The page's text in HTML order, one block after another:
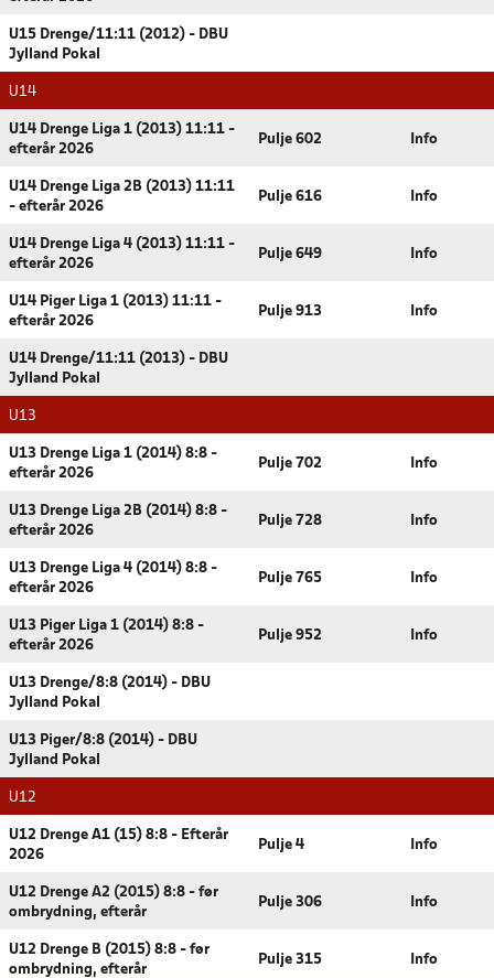
U15 Drenge/11:11 (2012) - DBU
Jylland Pokal
U14
U14 Drenge Liga 1 (2013) 11:11 -
efterår 2026
Pulje 602 Info
U14 Drenge Liga 2B (2013) 11:11
- efterår 2026
Pulje 616 Info
U14 Drenge Liga 4 (2013) 11:11 -
efterår 2026
Pulje 649 Info
U14 Piger Liga 1 (2013) 11:11 -
efterår 2026
Pulje 913 Info
U14 Drenge/11:11 (2013) - DBU
Jylland Pokal
U13
U13 Drenge Liga 1 (2014) 8:8 -
efterår 2026
Pulje 702 Info
U13 Drenge Liga 2B (2014) 8:8 -
efterår 2026
Pulje 728 Info
U13 Drenge Liga 4 (2014) 8:8 -
efterår 2026
Pulje 765 Info
U13 Piger Liga 1 (2014) 8:8 -
efterår 2026
Pulje 952 Info
U13 Drenge/8:8 (2014) - DBU
Jylland Pokal
U13 Piger/8:8 (2014) - DBU
Jylland Pokal
U12
U12 Drenge A1 (15) 8:8 - Efterår
2026
Pulje 4 Info
U12 Drenge A2 (2015) 8:8 - før
ombrydning, efterår
Pulje 306 Info
U12 Drenge B (2015) 8:8 - før
ombrydning, efterår
Pulje 315 Info